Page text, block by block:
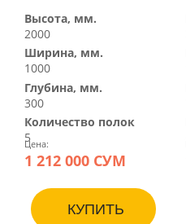
Высота, мм.
2000
Ширина, мм.
1000
Глубина, мм.
300
Количество полок
5
Цена:
1 212 000 СУМ
КУПИТЬ